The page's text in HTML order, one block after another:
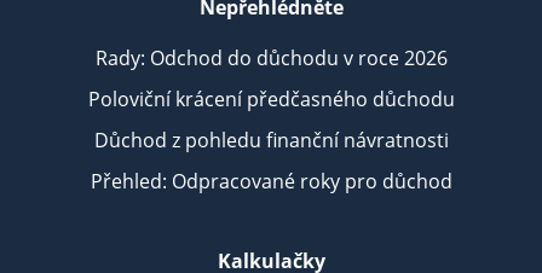
Nepřehlédněte
Rady: Odchod do důchodu v roce 2026
Poloviční krácení předčasného důchodu
Důchod z pohledu finanční návratnosti
Přehled: Odpracované roky pro důchod
Kalkulačky